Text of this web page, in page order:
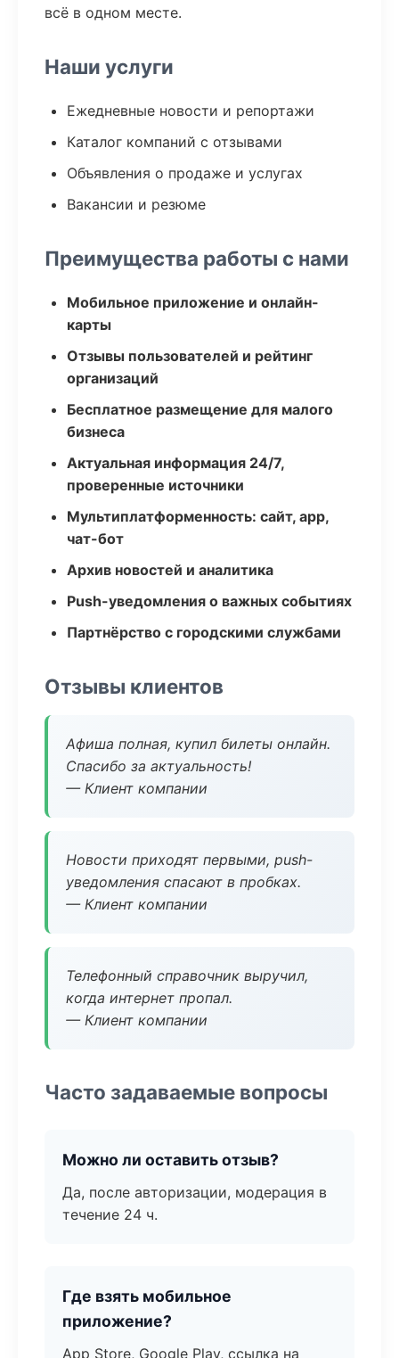
всё в одном месте.
Наши услуги
Ежедневные новости и репортажи
Каталог компаний с отзывами
Объявления о продаже и услугах
Вакансии и резюме
Преимущества работы с нами
Мобильное приложение и онлайн-
карты
Отзывы пользователей и рейтинг
организаций
Бесплатное размещение для малого
бизнеса
Актуальная информация 24/7,
проверенные источники
Мультиплатформенность: сайт, app,
чат-бот
Архив новостей и аналитика
Push-уведомления о важных событиях
Партнёрство с городскими службами
Отзывы клиентов
Афиша полная, купил билеты онлайн.
Спасибо за актуальность!
— Клиент компании
Новости приходят первыми, push-
уведомления спасают в пробках.
— Клиент компании
Телефонный справочник выручил,
когда интернет пропал.
— Клиент компании
Часто задаваемые вопросы
Можно ли оставить отзыв?
Да, после авторизации, модерация в
течение 24 ч.
Где взять мобильное
приложение?
App Store, Google Play, ссылка на